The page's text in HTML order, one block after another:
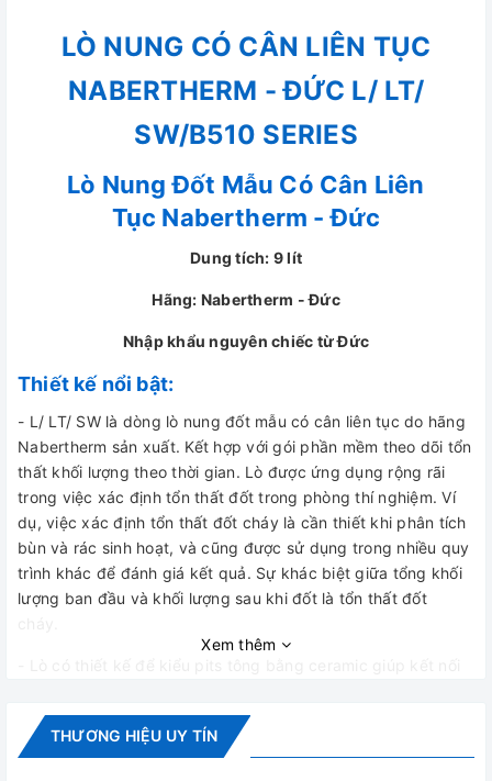
LÒ NUNG CÓ CÂN LIÊN TỤC
NABERTHERM - ĐỨC L/ LT/
SW/B510 SERIES
Lò Nung Đốt Mẫu Có Cân Liên
Tục Nabertherm - Đức
Dung tích: 9 lít
Hãng: Nabertherm - Đức
Nhập khẩu nguyên chiếc từ Đức
Thiết kế nổi bật:
- L/ LT/ SW là dòng lò nung đốt mẫu có cân liên tục do hãng
Nabertherm sản xuất. Kết hợp với gói phần mềm theo dõi tổn
thất khối lượng theo thời gian. Lò được ứng dụng rộng rãi
trong việc xác định tổn thất đốt trong phòng thí nghiệm. Ví
dụ, việc xác định tổn thất đốt cháy là cần thiết khi phân tích
bùn và rác sinh hoạt, và cũng được sử dụng trong nhiều quy
trình khác để đánh giá kết quả. Sự khác biệt giữa tổng khối
lượng ban đầu và khối lượng sau khi đốt là tổn thất đốt
- Hệ thống gia nhiệt bằng tấm Ceramic gia nhiệt 2 phía.
Xem thêm
THƯƠNG HIỆU UY TÍN